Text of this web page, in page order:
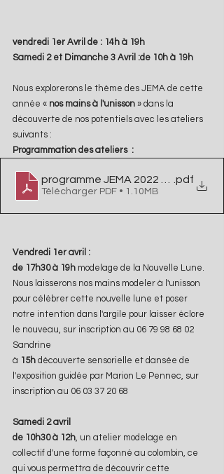
vendredi 1er Avril de : 14h à 19h
Samedi 2 et Dimanche 3 Avril :de 10h à 19h
Nous explorerons le thème des JEMA de cette
année « nos mains à l'unisson » dans la
découverte de nos potentiels avec les ateliers
suivants :
Programmation des ateliers  :
programme JEMA 2022 HUREL LE
.pdf
Télécharger PDF • 1.10MB
Vendredi 1er avril :
de 17h30 à 19h modelage de la Nouvelle Lune.
Nous laisserons nos mains modeler à l'unisson
pour célébrer cette nouvelle lune et poser
notre intention dans l'argile pour laisser éclore
le nouveau, sur inscription au 06 79 98 68 02
Sandrine
à 15h découverte sensorielle et dansée de
l'exposition guidée par Marion Le Pennec, sur
inscription au 06 03 37 20 68
Samedi 2 avril
de 10h30 à 12h , un atelier modelage en
collectif d'une forme façonné au colombin, ce
qui vous permettra de découvrir cette